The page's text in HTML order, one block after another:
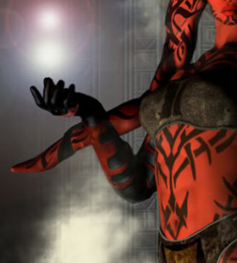
24 avril 2026